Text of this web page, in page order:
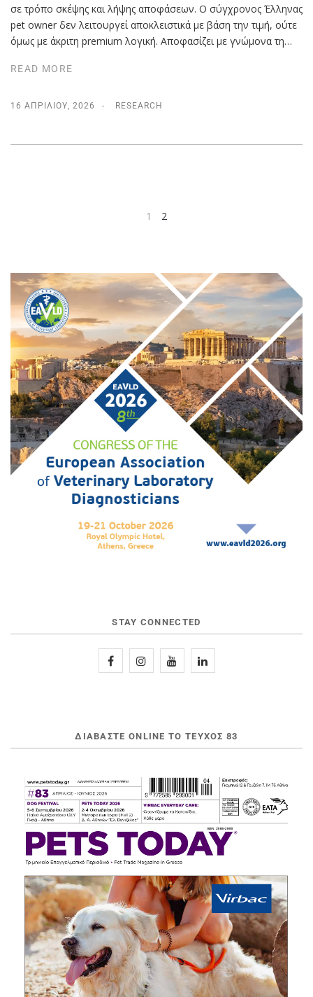
σε τρόπο σκέψης και λήψης αποφάσεων. Ο σύγχρονος Έλληνας
pet owner δεν λειτουργεί αποκλειστικά με βάση την τιμή, ούτε
όμως με άκριτη premium λογική. Αποφασίζει με γνώμονα τη…
READ MORE
16 ΑΠΡΙΛΊΟΥ, 2026 RESEARCH
1 2
STAY CONNECTED
ΔΙΑΒΆΣΤΕ ONLINE ΤΟ ΤΕΎΧΟΣ 83